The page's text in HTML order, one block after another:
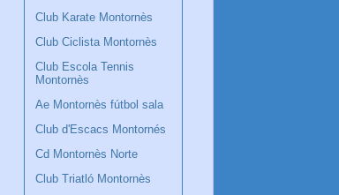
Club Karate Montornès
Club Ciclista Montornès
Club Escola Tennis
Montornès
Ae Montornès fútbol sala
Club d'Escacs Montornés
Cd Montornès Norte
Club Triatló Montornès